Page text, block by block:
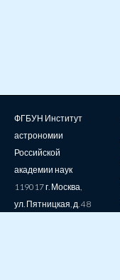
ФГБУН Институт
астрономии
Российской
академии наук
119017 г. Москва,
ул. Пятницкая, д. 48